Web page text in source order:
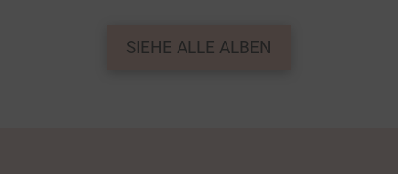
SIEHE ALLE ALBEN